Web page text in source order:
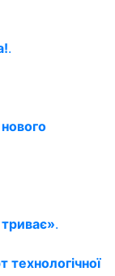
.
.
технологічної